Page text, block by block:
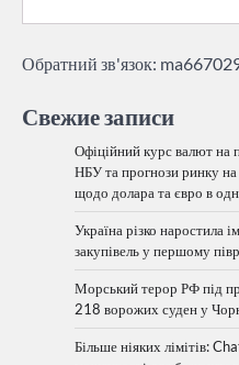
Обратний зв'язок:
Свежие записи
Офіційний курс валют на
НБУ та прогнози ринку на
щодо долара та євро в
Україна різко наростила
закупівель у першому
Морський терор РФ під
218 ворожих суден у
Більше ніяких лімітів: